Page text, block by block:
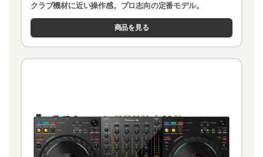
クラブ機材に近い操作感。プロ志向の定番モデル。
商品を見る